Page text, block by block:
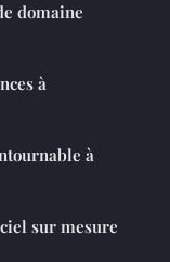
domaine
à
à
sur mesure